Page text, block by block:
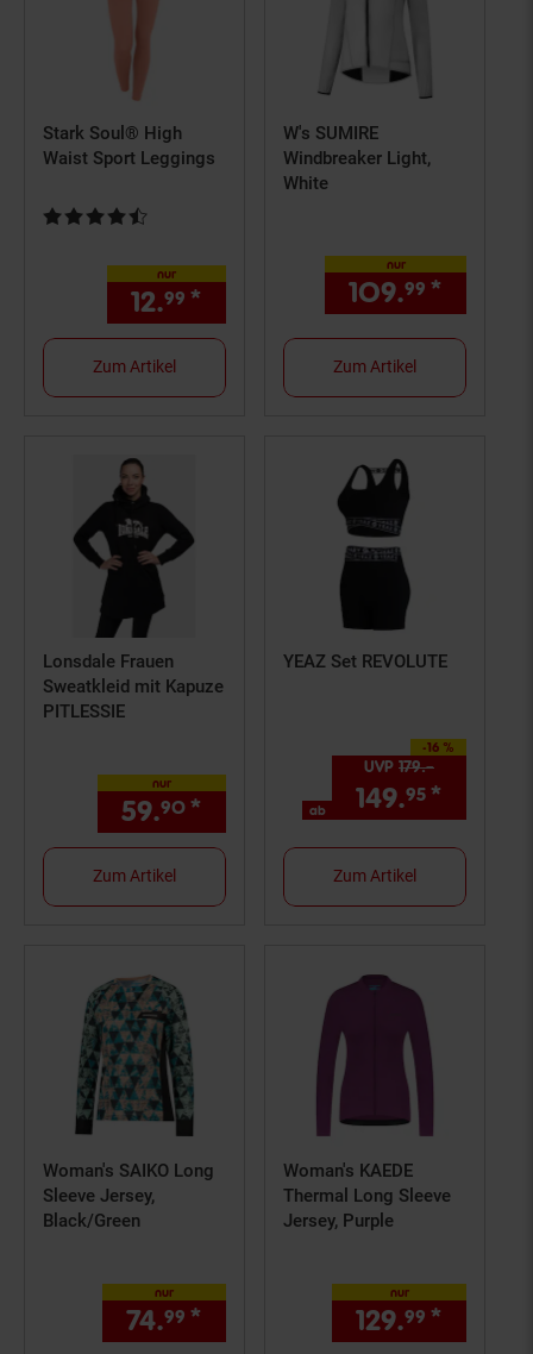
Stark Soul® High
Waist Sport Leggings
Kundenbewertung: 4,5 von 5 Sternen
nur
12.99 * € Sternchen
Zum Artikel
W's SUMIRE
Windbreaker Light,
White
nur
109.99 *
Zum Artikel
Lonsdale Frauen
Sweatkleid mit Kapuze
PITLESSIE
nur
59.90 * 90€ Sternchen
Zum Artikel
YEAZ Set REVOLUTE
-16 %
Sie Sparen 16 Prozent,
UVP 179.–
ab 149.95 *
Zum Artikel
Woman's SAIKO Long
Sleeve Jersey,
Black/Green
nur
74.99 * € Sternchen
Woman's KAEDE
Thermal Long Sleeve
Jersey, Purple
nur
129.99 *